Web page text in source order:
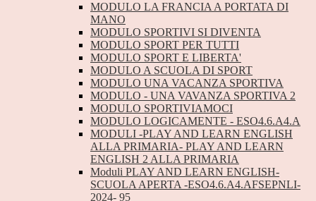
MODULO LA FRANCIA A PORTATA DI
MANO
MODULO SPORTIVI SI DIVENTA
MODULO SPORT PER TUTTI
MODULO SPORT E LIBERTA'
MODULO A SCUOLA DI SPORT
MODULO UNA VACANZA SPORTIVA
MODULO - UNA VAVANZA SPORTIVA 2
MODULO SPORTIVIAMOCI
MODULO LOGICAMENTE - ESO4.6.A4.A
MODULI -PLAY AND LEARN ENGLISH
ALLA PRIMARIA- PLAY AND LEARN
ENGLISH 2 ALLA PRIMARIA
Moduli PLAY AND LEARN ENGLISH-
SCUOLA APERTA -ESO4.6.A4.AFSEPNLI-
2024- 95